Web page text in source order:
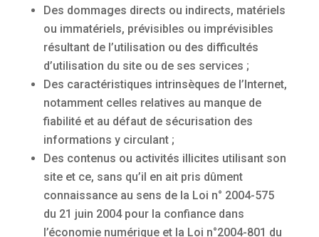
Des dommages directs ou indirects, matériels
ou immatériels, prévisibles ou imprévisibles
résultant de l’utilisation ou des difficultés
d’utilisation du site ou de ses services ;
Des caractéristiques intrinsèques de l’Internet,
notamment celles relatives au manque de
fiabilité et au défaut de sécurisation des
informations y circulant ;
Des contenus ou activités illicites utilisant son
site et ce, sans qu’il en ait pris dûment
connaissance au sens de la Loi n° 2004-575
du 21 juin 2004 pour la confiance dans
l’économie numérique et la Loi n°2004-801 du